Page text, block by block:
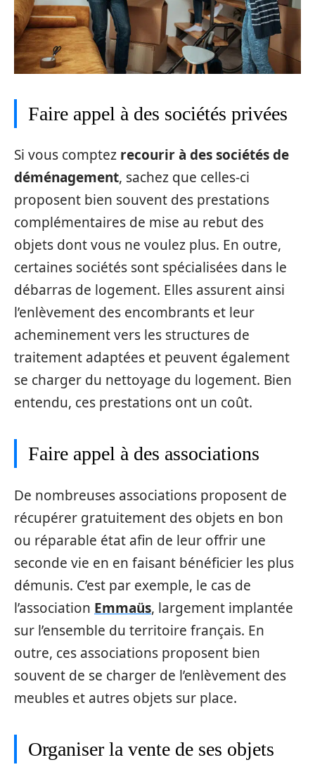
Faire appel à des sociétés privées
Si vous comptez recourir à des sociétés de
déménagement, sachez que celles-ci
proposent bien souvent des prestations
complémentaires de mise au rebut des
objets dont vous ne voulez plus. En outre,
certaines sociétés sont spécialisées dans le
débarras de logement. Elles assurent ainsi
l’enlèvement des encombrants et leur
acheminement vers les structures de
traitement adaptées et peuvent également
se charger du nettoyage du logement. Bien
entendu, ces prestations ont un coût.
Faire appel à des associations
De nombreuses associations proposent de
récupérer gratuitement des objets en bon
ou réparable état afin de leur offrir une
seconde vie en en faisant bénéficier les plus
démunis. C’est par exemple, le cas de
l’association Emmaüs, largement implantée
sur l’ensemble du territoire français. En
outre, ces associations proposent bien
souvent de se charger de l’enlèvement des
meubles et autres objets sur place.
Organiser la vente de ses objets